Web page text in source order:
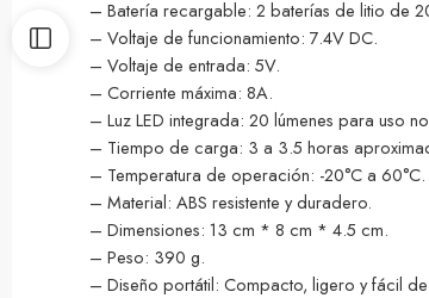
– Batería recargable: 2 baterías de litio de
– Voltaje de funcionamiento: 7.4V DC.
– Voltaje de entrada: 5V.
– Corriente máxima: 8A.
– Luz LED integrada: 20 lúmenes para uso
– Tiempo de carga: 3 a 3.5 horas
– Temperatura de operación: -20°C a 60°C.
– Material: ABS resistente y duradero.
– Dimensiones: 13 cm * 8 cm * 4.5 cm.
– Peso: 390 g.
– Diseño portátil: Compacto, ligero y fácil